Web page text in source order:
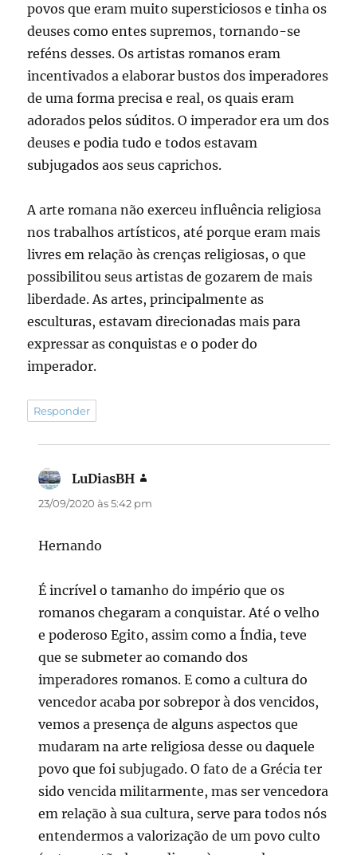
povos que eram muito supersticiosos e tinha os
deuses como entes supremos, tornando-se
reféns desses. Os artistas romanos eram
incentivados a elaborar bustos dos imperadores
de uma forma precisa e real, os quais eram
adorados pelos súditos. O imperador era um dos
deuses e podia tudo e todos estavam
subjugados aos seus caprichos.
A arte romana não exerceu influência religiosa
nos trabalhos artísticos, até porque eram mais
livres em relação às crenças religiosas, o que
possibilitou seus artistas de gozarem de mais
liberdade. As artes, principalmente as
esculturas, estavam direcionadas mais para
expressar as conquistas e o poder do
imperador.
Responder
LuDiasBH
23/09/2020 às 5:42 pm
Hernando
É incrível o tamanho do império que os
romanos chegaram a conquistar. Até o velho
e poderoso Egito, assim como a Índia, teve
que se submeter ao comando dos
imperadores romanos. E como a cultura do
vencedor acaba por sobrepor à dos vencidos,
vemos a presença de alguns aspectos que
mudaram na arte religiosa desse ou daquele
povo que foi subjugado. O fato de a Grécia ter
sido vencida militarmente, mas ser vencedora
em relação à sua cultura, serve para todos nós
entendermos a valorização de um povo culto